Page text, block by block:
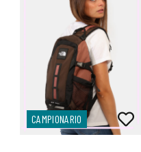
CAMPIONARIO